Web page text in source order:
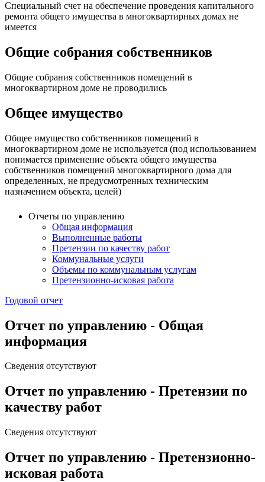
Специальный счет на обеспечение проведения капитального
ремонта общего имущества в многоквартирных домах не
имеется
Общие собрания собственников
Общие собрания собственников помещений в
многоквартирном доме не проводились
Общее имущество
Общее имущество собственников помещений в
многоквартирном доме не используется (под использованием
понимается применение объекта общего имущества
собственников помещений многоквартирного дома для
определенных, не предусмотренных техническим
назначением объекта, целей)
Отчеты по управлению
Общая информация
Выполненные работы
Претензии по качеству работ
Коммунальные услуги
Объемы по коммунальным услугам
Претензионно-исковая работа
Годовой отчет
Отчет по управлению - Общая
информация
Сведения отсутствуют
Отчет по управлению - Претензии по
качеству работ
Сведения отсутствуют
Отчет по управлению - Претензионно-
исковая работа